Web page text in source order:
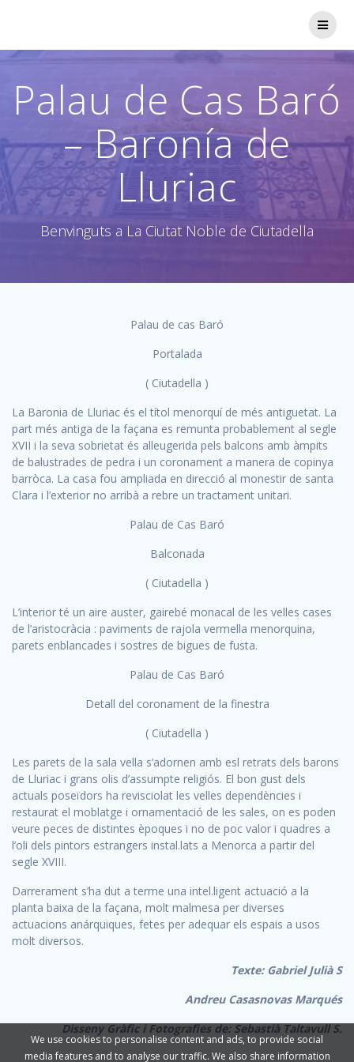
Palau de Cas Baró
– Baronía de
Lluriac
Benvinguts a La Ciutat Noble de Ciutadella
Palau de cas Baró
Portalada
( Ciutadella )
La Baronia de Lluriac és el títol menorquí de més antiguetat. La
part més antiga de la façana es remunta probablement al segle
XVII i la seva sobrietat és alleugerida pels balcons amb àmpits
de balustrades de pedra i un coronament a manera de copinya
barròca. La casa fou ampliada en direcció al monestir de santa
Clara i l’exterior no arribà a rebre un tractament unitari.
Palau de Cas Baró
Balconada
( Ciutadella )
L’interior té un aire auster, gairebé monacal de les velles cases
de l’aristocràcia : paviments de rajola vermella menorquina,
parets enblancades i sostres de bigues de fusta.
Palau de Cas Baró
Detall del coronament de la finestra
( Ciutadella )
Les parets de la sala vella s’adornen amb esl retrats dels barons
de Lluriac i grans olis d’assumpte religiós. El bon gust dels
actuals poseïdors ha revisciolat les velles dependències i
restaurat el moblatge i ornamentació de les sales, on es poden
veure peces de distintes èpoques i no de poc valor i quadres a
l’oli dels pintors estrangers instal.lats a Menorca a partir del
segle XVIII.
Darrerament s’ha dut a terme una intel.ligent actuació a la
planta baixa de la façana, molt malmesa per diverses
actuacions anárquiques, fetes per adequar els espais a usos
molt diversos.
Texte: Gabriel Julià S
Andreu Casasnovas Marqués
Disseny Gràfic i Fotografies de: Sebastià Taltavull S.
We use cookies to personalise content and ads, to provide social
media features and to analyse our traffic. We also share information